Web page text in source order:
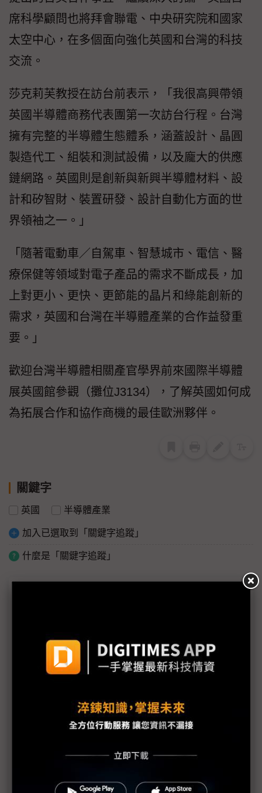
席科學顧問也將拜會聯電、中央研究院和國家
太空中心，在多個面向強化英國和台灣的科技
交流。
莎克莉芙教授在訪台前表示，「我很高興帶領
英國半導體商務代表團第一次訪台行程。台灣
擁有完整的半導體生態體系，涵蓋設計、晶圓
製造代工、組裝和測試設備，以及龐大的供應
鏈網路。英國則是創新與新興半導體材料、設
計和矽智財、裝置研發、設計自動化方面的世
界領袖之一。」
「隨著電動車／自駕車、智慧城市、電信、醫
療保健等領域對電子產品的需求不斷成長，加
上對更小、更快、更節能的晶片和綠能創新的
需求，英國和台灣在半導體產業的合作益發重
要。」
歡迎台灣半導體相關產官學界前來國際半導體
展英國館參觀（攤位J3134），了解英國如何成
為拓展合作和協作商機的最佳歐洲夥伴。
關鍵字
英國 半導體產業
加入已選取到「關鍵字追蹤」
什麼是「關鍵字追蹤」
英國半導體商務代表團首度訪台參加 2023 國際半導
東捷科技部署高階雷射應用掌握新契機